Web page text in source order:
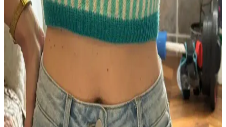
Bracken Yeleği, kablo örgü tekniklerini öğrenmek isteyenler için
tasarlanmış, esnek ve estetik bir modeldir. Malzeme ve renk seçimi
örgü detaylarını ön plana çıkarır, kişiselleştirmeye uygundur.
Scarfigan: Üstten Başlanan Özgün Eyer Omuzlu
Hırka Tasarımı ve Teknik Özellikleri
Scarfigan, üstten başlanarak örülen ve eyer omuz yapısına sahip
özgün bir hırka modelidir. Doğal renkler ve yerel düğmelerle sade
ve şık bir tasarım sunar, teknik ve estetik açıdan dikkat çeker.
Rumble Raglan Modelinde İplik Seçimi, Örgü
Gerilimi ve Bloklama Teknikleri